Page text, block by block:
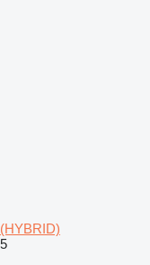
(HYBRID)
5